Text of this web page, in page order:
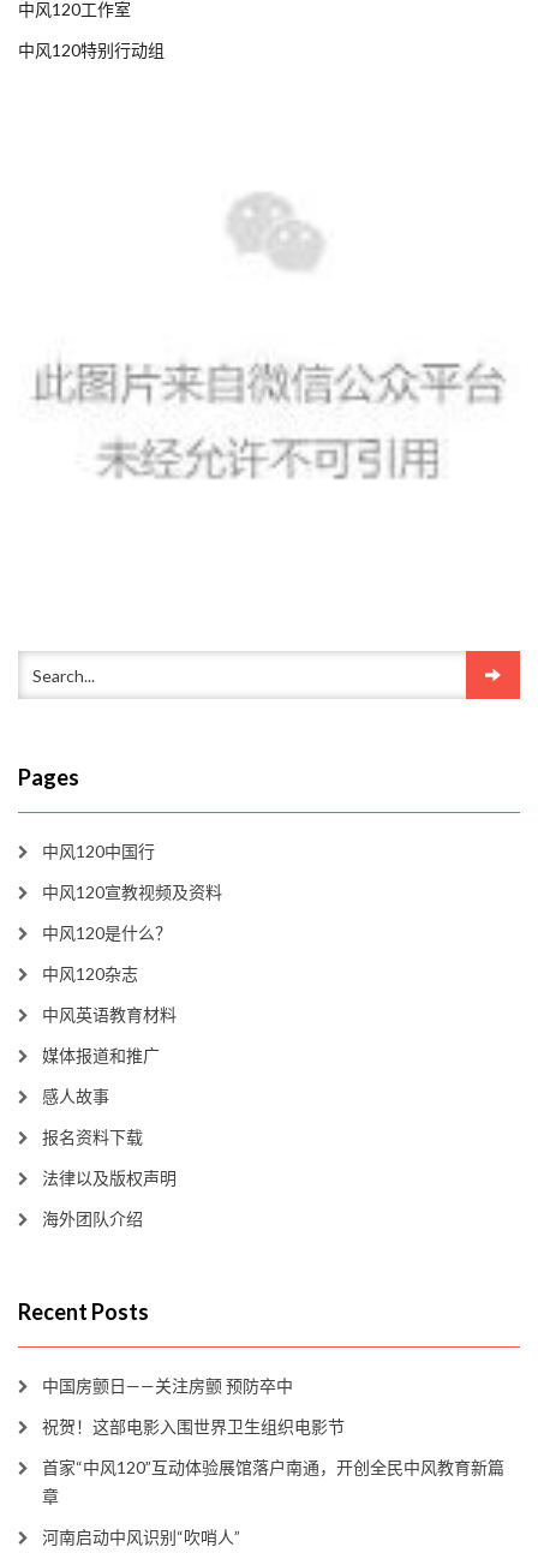
中风120工作室
中风120特别行动组
Pages
中风120中国行
中风120宣教视频及资料
中风120是什么？
中风120杂志
中风英语教育材料
媒体报道和推广
感人故事
报名资料下载
法律以及版权声明
海外团队介绍
Recent Posts
中国房颤日——关注房颤 预防卒中
祝贺！这部电影入围世界卫生组织电影节
首家“中风120”互动体验展馆落户南通，开创全民中风教育新篇
章
河南启动中风识别“吹哨人”